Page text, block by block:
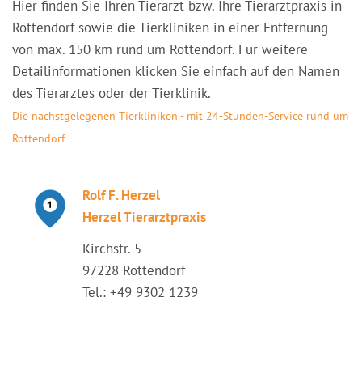
Hier finden Sie Ihren Tierarzt bzw. Ihre Tierarztpraxis in
Rottendorf sowie die Tierkliniken in einer Entfernung
von max. 150 km rund um Rottendorf. Für weitere
Detailinformationen klicken Sie einfach auf den Namen
des Tierarztes oder der Tierklinik.
Die nächstgelegenen Tierkliniken - mit 24-Stunden-Service rund um
Rottendorf
Rolf F. Herzel
Herzel Tierarztpraxis
Kirchstr. 5
97228 Rottendorf
Tel.: +49 9302 1239